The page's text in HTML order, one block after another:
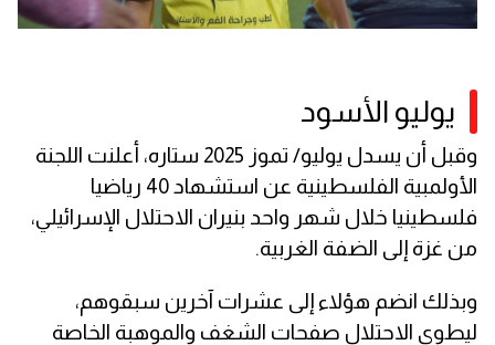
يوليو الأسود
وقبل أن يسدل يوليو/ تموز 2025 ستاره، أعلنت اللجنة
الأولمبية الفلسطينية عن استشهاد 40 رياضيا
فلسطينيا خلال شهر واحد بنيران الاحتلال الإسرائيلي،
من غزة إلى الضفة الغربية.
وبذلك انضم هؤلاء إلى عشرات آخرين سبقوهم،
ليطوي الاحتلال صفحات الشغف والموهبة الخاصة